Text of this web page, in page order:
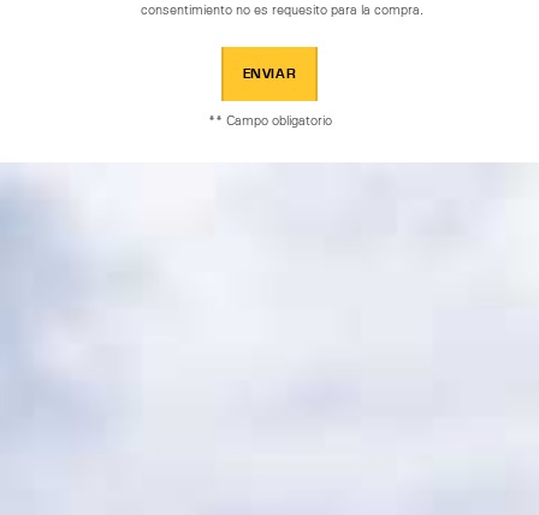
consentimiento no es requesito para la compra.
ENVIAR
** Campo obligatorio